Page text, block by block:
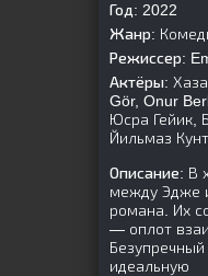
Год: 2022
Жанр:
Режиссер:
Актёры:
Gör, Onur
Юсра Гейик,
Йильмаз
Описание: В
между Эдже
романа. Их
— оплот
идеальную